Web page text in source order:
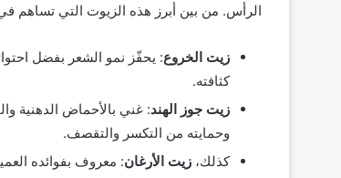
الرأس. من بين أبرز هذه الزيوت التي تساهم في
زيت الخروع
كثافته.
زيت جوز الهند: غني بالأحماض الدهنية
وحمايته من التكسر والتقصف.
كذلك، زيت الأرغان: معروف بفوائده